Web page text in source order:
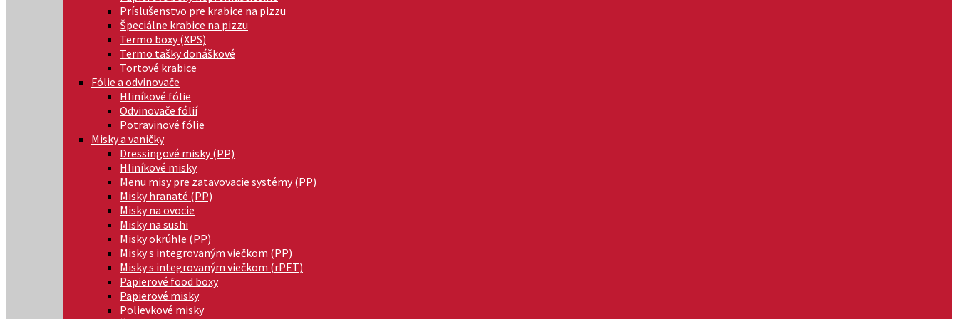
Príslušenstvo pre krabice na pizzu
Špeciálne krabice na pizzu
Termo boxy (XPS)
Termo tašky donáškové
Tortové krabice
Fólie a odvinovače
Hliníkové fólie
Odvinovače fólií
Potravinové fólie
Misky a vaničky
Dressingové misky (PP)
Hliníkové misky
Menu misy pre zatavovacie systémy (PP)
Misky hranaté (PP)
Misky na ovocie
Misky na sushi
Misky okrúhle (PP)
Misky s integrovaným viečkom (PP)
Misky s integrovaným viečkom (rPET)
Papierové food boxy
Papierové misky
Polievkové misky